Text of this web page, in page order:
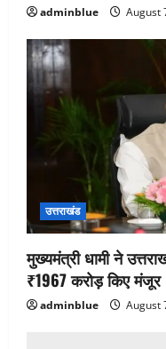
adminblue August
उत्तराखंड
मुख्यमंत्री धामी ने
₹1967 करोड़ किए मंजूर
adminblue August